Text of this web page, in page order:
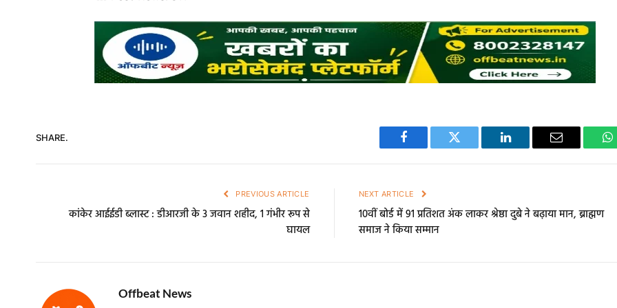
SHARE.
Facebook Twitter LinkedIn Email
PREVIOUS ARTICLE
कांकेर आईईडी ब्लास्ट : डीआरजी के 3 जवान शहीद, 1 गंभीर रूप से
घायल
NEXT ARTICLE
10वीं बोर्ड में 91 प्रतिशत अंक लाकर श्रेष्ठा दुबे ने बढ़ाया मान, ब्राह्मण
समाज ने किया सम्मान
Offbeat News